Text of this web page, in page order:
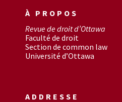
À PROPOS
Revue de droit d’Ottawa
Faculté de droit
Section de common law
Université d’Ottawa
ADDRESSE